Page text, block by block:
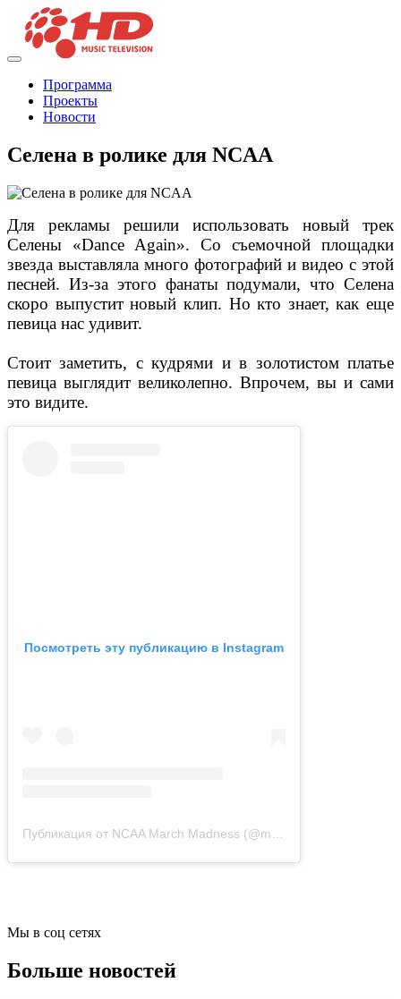
Программа
Проекты
Новости
Селена в ролике для NCAA
Для рекламы решили использовать новый трек
Селены «Dance Again». Со съемочной площадки
звезда выставляла много фотографий и видео с этой
песней. Из-за этого фанаты подумали, что Селена
скоро выпустит новый клип. Но кто знает, как еще
певица нас удивит.
Стоит заметить, с кудрями и в золотистом платье
певица выглядит великолепно. Впрочем, вы и сами
это видите.
Посмотреть эту публикацию в Instagram
Мы в соц сетях
Больше новостей